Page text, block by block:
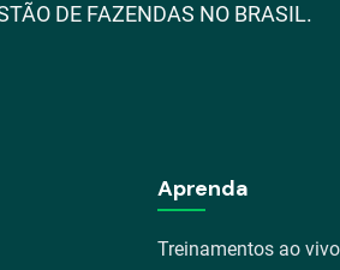
DE FAZENDAS NO BRASIL.
Aprenda
Treinamentos ao vivo